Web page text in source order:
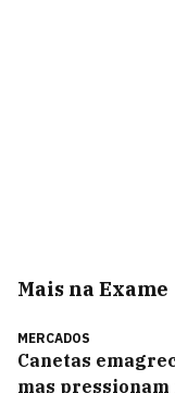
Mais na Exame
MERCADOS
Canetas
mas